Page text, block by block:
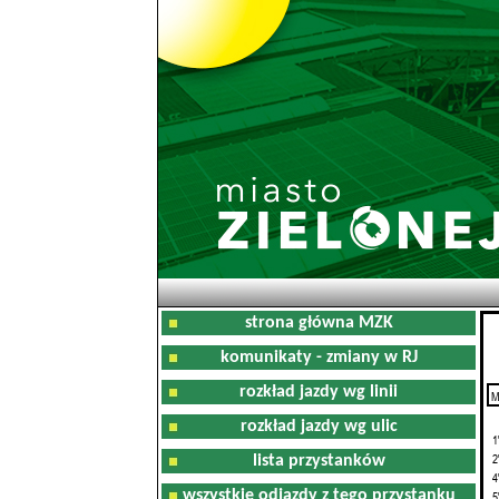
strona główna MZK
komunikaty - zmiany w RJ
rozkład jazdy wg linii
rozkład jazdy wg ulic
lista przystanków